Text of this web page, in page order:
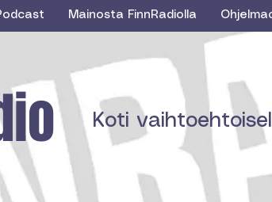
Mainosta FinnRadiolla
Koti